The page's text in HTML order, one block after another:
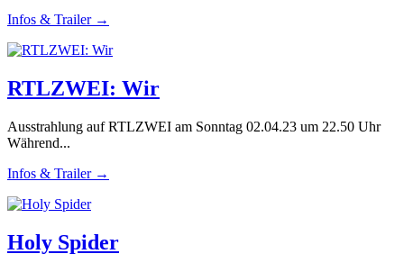
Infos & Trailer →
RTLZWEI: Wir
Ausstrahlung auf RTLZWEI am Sonntag 02.04.23 um 22.50 Uhr
Während...
Infos & Trailer →
Holy Spider